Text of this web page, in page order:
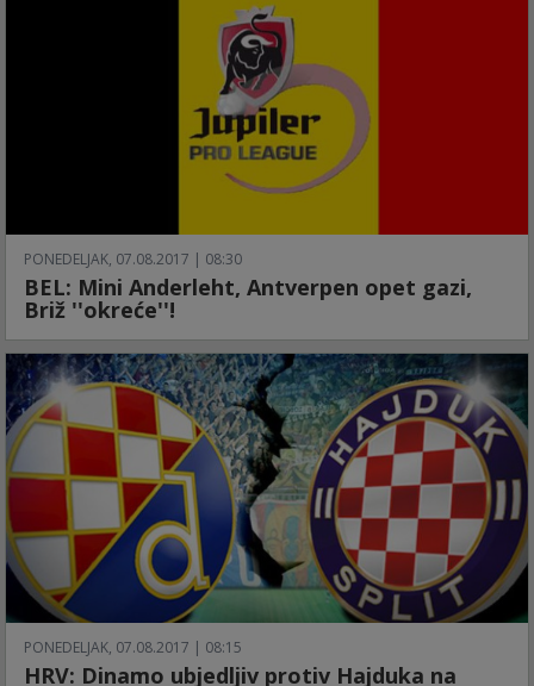
PONEDELJAK, 07.08.2017 | 08:30
BEL: Mini Anderleht, Antverpen opet gazi,
Briž ''okreće''!
PONEDELJAK, 07.08.2017 | 08:15
HRV: Dinamo ubjedljiv protiv Hajduka na